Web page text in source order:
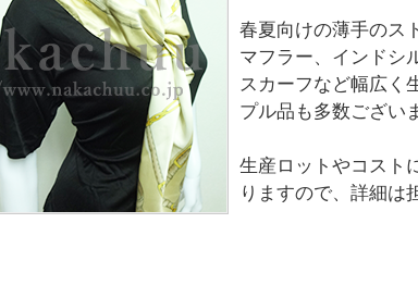
春夏向けの薄手のス
マフラー、インドシ
スカーフなど幅広く
プル品も多数ござい
生産ロットやコスト
りますので、詳細は